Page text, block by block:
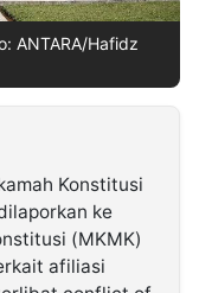
ANTARA/Hafidz
Konstitusi
ke
(MKMK)
afiliasi